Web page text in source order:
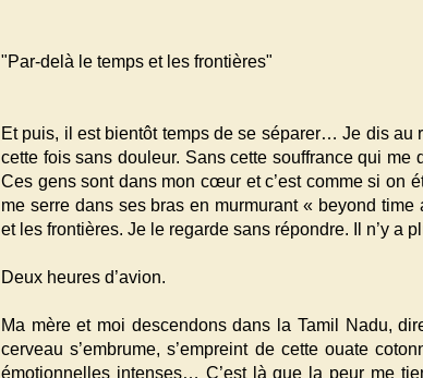
"Par-delà le temps et les frontières"
Et puis, il est bientôt temps de se séparer… Je dis au
cette fois sans douleur. Sans cette souffrance qui me
Ces gens sont dans mon cœur et c’est comme si on
me serre dans ses bras en murmurant « beyond
et les frontières. Je le regarde sans répondre. Il n’y a
Deux heures d’avion.
Ma mère et moi descendons dans la Tamil Nadu,
cerveau s’embrume, s’empreint de cette ouate
émotionnelles intenses… C’est là que la peur me